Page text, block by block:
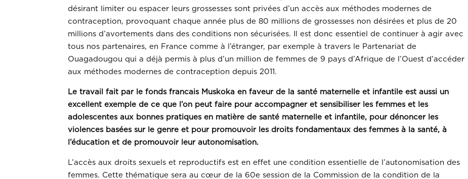
désirant limiter ou espacer leurs grossesses sont privées d’un accès aux méthodes modernes de
contraception, provoquant chaque année plus de 80 millions de grossesses non désirées et plus de 20
millions d’avortements dans des conditions non sécurisées. Il est donc essentiel de continuer à agir avec
tous nos partenaires, en France comme à l’étranger, par exemple à travers le Partenariat de
Ouagadougou qui a déjà permis à plus d’un million de femmes de 9 pays d’Afrique de l’Ouest d’accéder
aux méthodes modernes de contraception depuis 2011.
Le travail fait par le fonds francais Muskoka en faveur de la santé maternelle et infantile est aussi un
excellent exemple de ce que l’on peut faire pour accompagner et sensibiliser les femmes et les
adolescentes aux bonnes pratiques en matière de santé maternelle et infantile, pour dénoncer les
violences basées sur le genre et pour promouvoir les droits fondamentaux des femmes à la santé, à
l’éducation et de promouvoir leur autonomisation.
L’accès aux droits sexuels et reproductifs est en effet une condition essentielle de l’autonomisation des
femmes. Cette thématique sera au cœur de la 60e session de la Commission de la condition de la